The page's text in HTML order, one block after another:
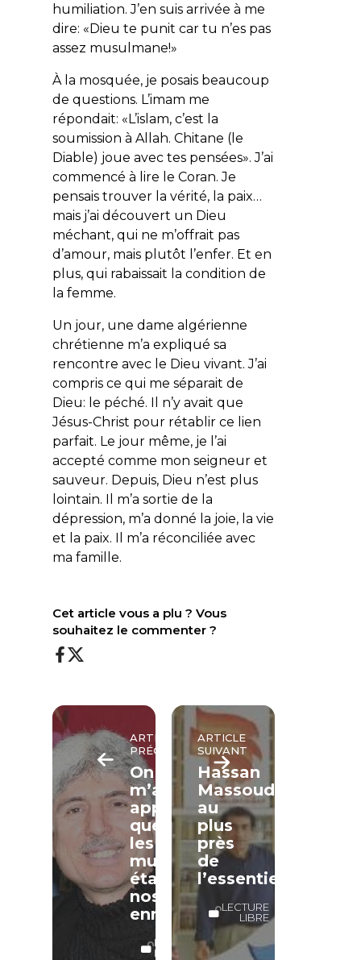
humiliation. J’en suis arrivée à me
dire: «Dieu te punit car tu n’es pas
assez musulmane!»
À la mosquée, je posais beaucoup
de questions. L’imam me
répondait: «L’islam, c’est la
soumission à Allah. Chitane (le
Diable) joue avec tes pensées». J’ai
commencé à lire le Coran. Je
pensais trouver la vérité, la paix…
mais j’ai découvert un Dieu
méchant, qui ne m’offrait pas
d’amour, mais plutôt l’enfer. Et en
plus, qui rabaissait la condition de
la femme.
Un jour, une dame algérienne
chrétienne m’a expliqué sa
rencontre avec le Dieu vivant. J’ai
compris ce qui me séparait de
Dieu: le péché. Il n’y avait que
Jésus-Christ pour rétablir ce lien
parfait. Le jour même, je l’ai
accepté comme mon seigneur et
sauveur. Depuis, Dieu n’est plus
lointain. Il m’a sortie de la
dépression, m’a donné la joie, la vie
et la paix. Il m’a réconciliée avec
ma famille.
Cet article vous a plu ? Vous
souhaitez le commenter ?
ARTICLE
PRÉCÉDENT
On
m’avait
appris
que
les
musulmans
étaient
nos
ennemis
LECTURE
LIBRE
ARTICLE
SUIVANT
Hassan
Massoudy
au
plus
près
de
l’essentiel
LECTURE
LIBRE